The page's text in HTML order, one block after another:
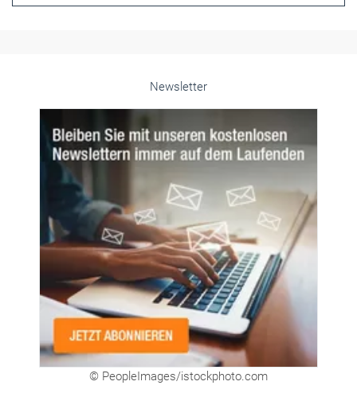
Newsletter
© PeopleImages/istockphoto.com